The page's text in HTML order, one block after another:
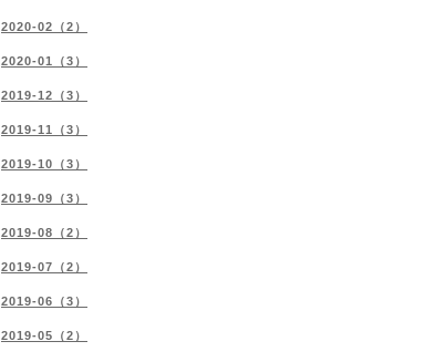
2020-02（2）
2020-01（3）
2019-12（3）
2019-11（3）
2019-10（3）
2019-09（3）
2019-08（2）
2019-07（2）
2019-06（3）
2019-05（2）